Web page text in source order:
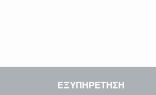
ΕΞΥΠΗΡΕΤΗΣΗ